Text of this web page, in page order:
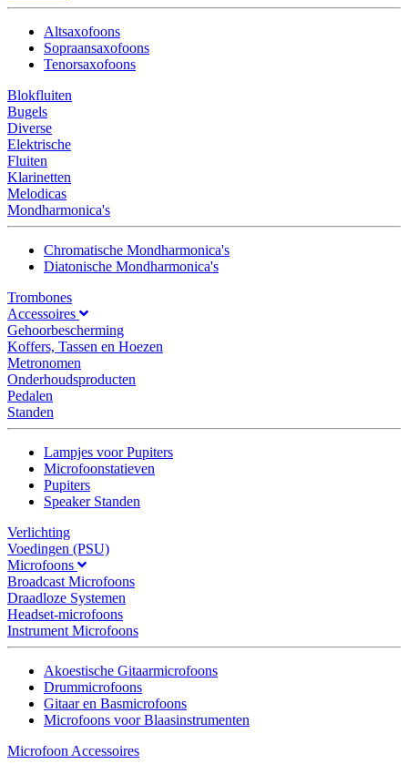
Altsaxofoons
Sopraansaxofoons
Tenorsaxofoons
Blokfluiten
Bugels
Diverse
Elektrische
Fluiten
Klarinetten
Melodicas
Mondharmonica's
Chromatische Mondharmonica's
Diatonische Mondharmonica's
Trombones
Accessoires
Gehoorbescherming
Koffers, Tassen en Hoezen
Metronomen
Onderhoudsproducten
Pedalen
Standen
Lampjes voor Pupiters
Microfoonstatieven
Pupiters
Speaker Standen
Verlichting
Voedingen (PSU)
Microfoons
Broadcast Microfoons
Draadloze Systemen
Headset-microfoons
Instrument Microfoons
Akoestische Gitaarmicrofoons
Drummicrofoons
Gitaar en Basmicrofoons
Microfoons voor Blaasinstrumenten
Microfoon Accessoires